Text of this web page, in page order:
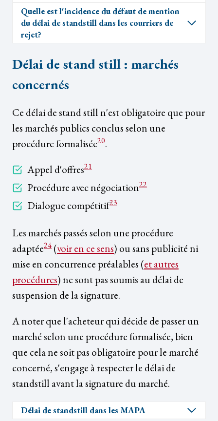
Quelle est l'incidence du défaut de mention
du délai de standstill dans les courriers de
rejet?
Délai de stand still : marchés
concernés
Ce délai de stand still n'est obligatoire que pour
les marchés publics conclus selon une
procédure formalisée20.
Appel d'offres21
Procédure avec négociation22
Dialogue compétitif23
Les marchés passés selon une procédure
adaptée24 (voir en ce sens) ou sans publicité ni
mise en concurrence préalables (et autres
procédures) ne sont pas soumis au délai de
suspension de la signature.
A noter que l'acheteur qui décide de passer un
marché selon une procédure formalisée, bien
que cela ne soit pas obligatoire pour le marché
concerné, s'engage à respecter le délai de
standstill avant la signature du marché.
Délai de standstill dans les MAPA